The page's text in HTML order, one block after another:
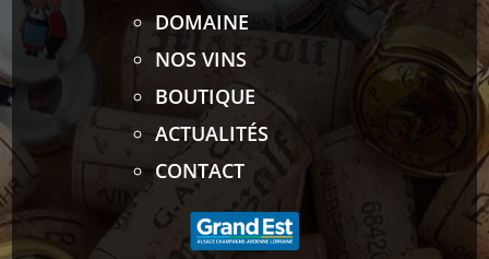
DOMAINE
NOS VINS
BOUTIQUE
ACTUALITÉS
CONTACT